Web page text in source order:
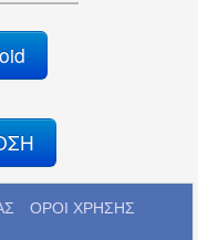
ΟΡΟΙ ΧΡΗΣΗΣ